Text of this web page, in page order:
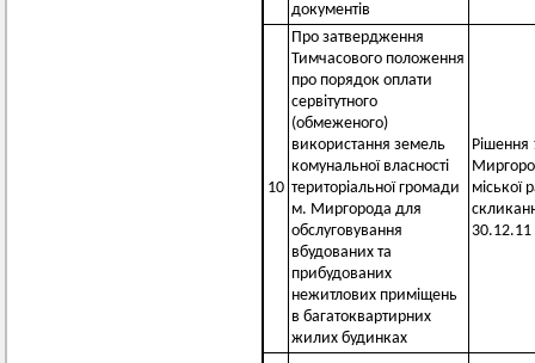
документів
10
Про затвердження
Тимчасового положення
про порядок оплати
сервітутного
(обмеженого)
використання земель
комунальної власності
територіальної громади
м. Миргорода для
обслуговування
вбудованих та
прибудованих
нежитлових приміщень
в багатоквартирних
жилих будинках
Рішення
міської